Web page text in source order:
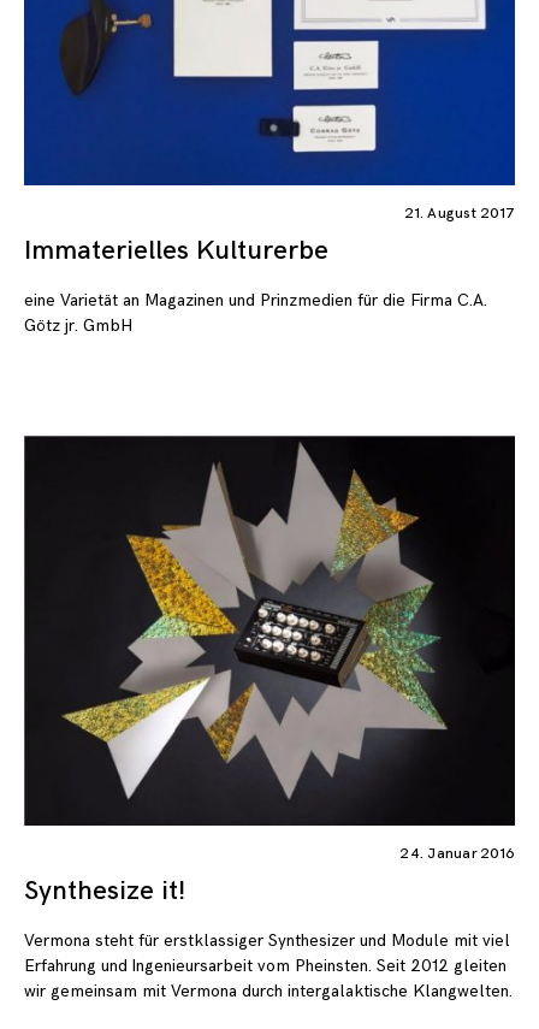
21. August 2017
Immaterielles Kulturerbe
eine Varietät an Magazinen und Prinzmedien für die Firma C.A.
Götz jr. GmbH
24. Januar 2016
Synthesize it!
Vermona steht für erstklassiger Synthesizer und Module mit viel
Erfahrung und Ingenieursarbeit vom Pheinsten. Seit 2012 gleiten
wir gemeinsam mit Vermona durch intergalaktische Klangwelten.